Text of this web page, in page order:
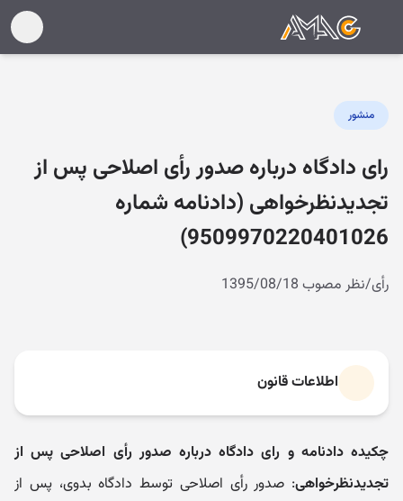
منشور
رای دادگاه درباره صدور رأی اصلاحی پس از
تجدیدنظرخواهی (دادنامه شماره
9509970220401026)
رأی/نظر مصوب 1395/08/18
اطلاعات قانون
چکیده دادنامه و رای دادگاه درباره صدور رأی اصلاحی پس از
تجدیدنظرخواهی: صدور رأی اصلاحی توسط دادگاه بدوی، پس از